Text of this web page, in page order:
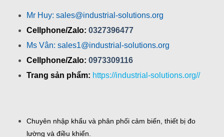
Mr Huy: sales@industrial-solutions.org
Cellphone/Zalo: 0327396477
Ms Vân: sales1@industrial-solutions.org
Cellphone/Zalo: 0973309116
Trang sản phẩm: https://industrial-solutions.org//
Chuyên nhập khẩu và phân phối cảm biến, thiết bị đo
lường và điều khiển.